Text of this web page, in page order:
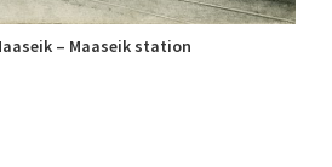
– Maaseik station